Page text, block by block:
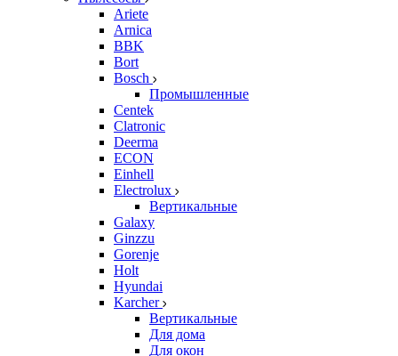
Ariete
Arnica
BBK
Bort
Bosch
Промышленные
Centek
Clatronic
Deerma
ECON
Einhell
Electrolux
Вертикальные
Galaxy
Ginzzu
Gorenje
Holt
Hyundai
Karcher
Вертикальные
Для дома
Для окон